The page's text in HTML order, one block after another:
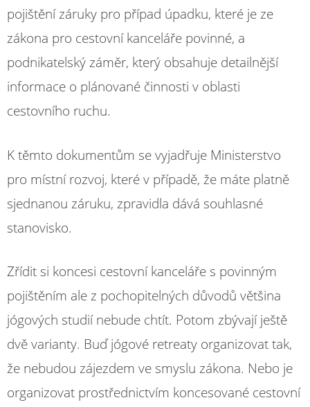
pojištění záruky pro případ úpadku, které je ze
zákona pro cestovní kanceláře povinné, a
podnikatelský záměr, který obsahuje detailnější
informace o plánované činnosti v oblasti
cestovního ruchu.
K těmto dokumentům se vyjadřuje Ministerstvo
pro místní rozvoj, které v případě, že máte platně
sjednanou záruku, zpravidla dává souhlasné
stanovisko.
Zřídit si koncesi cestovní kanceláře s povinným
pojištěním ale z pochopitelných důvodů většina
jógových studií nebude chtít. Potom zbývají ještě
dvě varianty. Buď jógové retreaty organizovat tak,
že nebudou zájezdem ve smyslu zákona. Nebo je
organizovat prostřednictvím koncesované cestovní